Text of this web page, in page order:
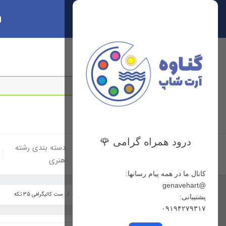
درود همراه گرامی 🌹
کانال ما در همه پیام رسانها:
@genavehart
پشتیبانی:
۰۹۱۹۴۲۷۹۳۱۷
سبد خرید 0
خانه
دسته بندی لوازم
دسته بندی رشته
هنری
ست کالیگرافی 35 تکه